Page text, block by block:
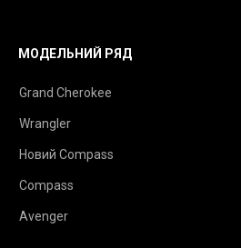
МОДЕЛЬНИЙ РЯД
Grand Cherokee
Wrangler
Новий Compass
Compass
Avenger